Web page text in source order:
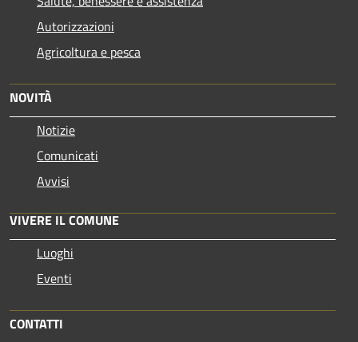
Autorizzazioni
Agricoltura e pesca
NOVITÀ
Notizie
Comunicati
Avvisi
VIVERE IL COMUNE
Luoghi
Eventi
CONTATTI